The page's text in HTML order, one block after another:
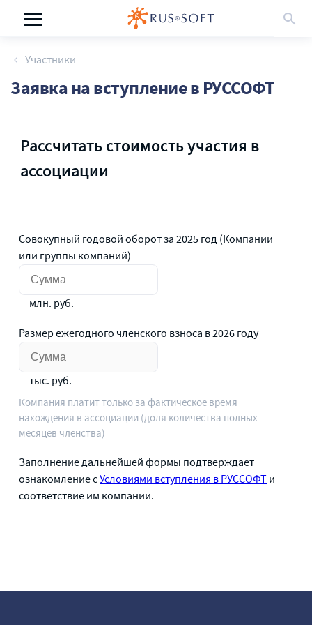
Участники
Заявка на вступление в РУССОФТ
Рассчитать стоимость участия в
ассоциации
Совокупный годовой оборот за 2025 год (Компании
или группы компаний)
млн. руб.
Размер ежегодного членского взноса в 2026 году
тыс. руб.
Компания платит только за фактическое время
нахождения в ассоциации (доля количества полных
месяцев членства)
Заполнение дальнейшей формы подтверждает
ознакомление сУсловиями вступления в РУССОФТ и
соответствие им компании.